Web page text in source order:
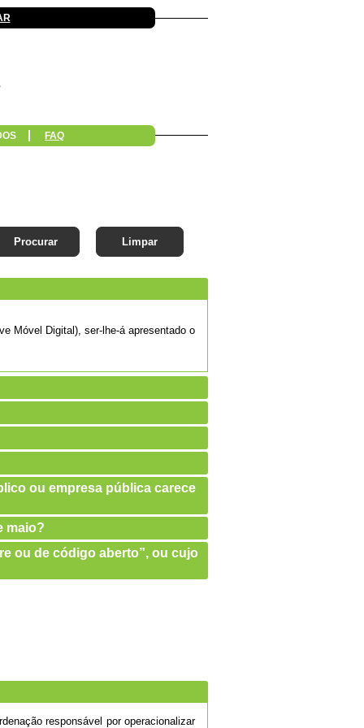
FAQ
Procurar Limpar
Móvel Digital), ser-lhe-á apresentado o
ou empresa pública carece
maio?
ou de código aberto”, ou cujo
responsável por operacionalizar